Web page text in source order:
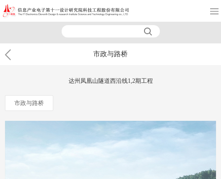
市政与路桥
达州凤凰山隧道西沿线1,2期工程
市政与路桥